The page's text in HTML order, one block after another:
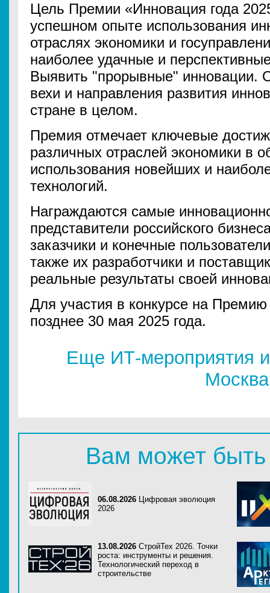
Цель Премии «Инновация года
успешном опыте использования
отраслях экономики и
наиболее удачные и
Выявить "прорывные" инновации.
вехи и направления развития
стране в целом.
Премия отмечает ключевые
различных отраслей экономики в
использования новейших и
технологий.
Награждаются самые
представители российского
заказчики и конечные
также их разработчики и
реальные результаты своей
Для участия в конкурсе на Премию
позднее 30 мая 2025 года.
Еще ИТ-мероприятия
Москва
Вам может быть
06.08.2026 Цифровая эволюция
2026
13.08.2026 СтройТех 2026. Точки
роста: инструменты и решения.
Технологический переход в
строительстве